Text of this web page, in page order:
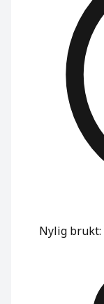
Nylig brukt: